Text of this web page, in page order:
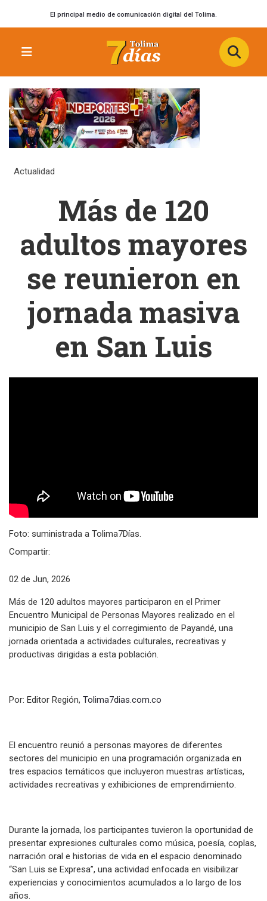
El principal medio de comunicación digital del Tolima.
Actualidad
Más de 120
adultos mayores
se reunieron en
jornada masiva
en San Luis
Foto: suministrada a Tolima7Días.
Compartir:
02 de Jun, 2026
Más de 120 adultos mayores participaron en el Primer
Encuentro Municipal de Personas Mayores realizado en el
municipio de San Luis y el corregimiento de Payandé, una
jornada orientada a actividades culturales, recreativas y
productivas dirigidas a esta población.
Por: Editor Región, Tolima7dias.com.co
El encuentro reunió a personas mayores de diferentes
sectores del municipio en una programación organizada en
tres espacios temáticos que incluyeron muestras artísticas,
actividades recreativas y exhibiciones de emprendimiento.
Durante la jornada, los participantes tuvieron la oportunidad de
presentar expresiones culturales como música, poesía, coplas,
narración oral e historias de vida en el espacio denominado
“San Luis se Expresa”, una actividad enfocada en visibilizar
experiencias y conocimientos acumulados a lo largo de los
años.